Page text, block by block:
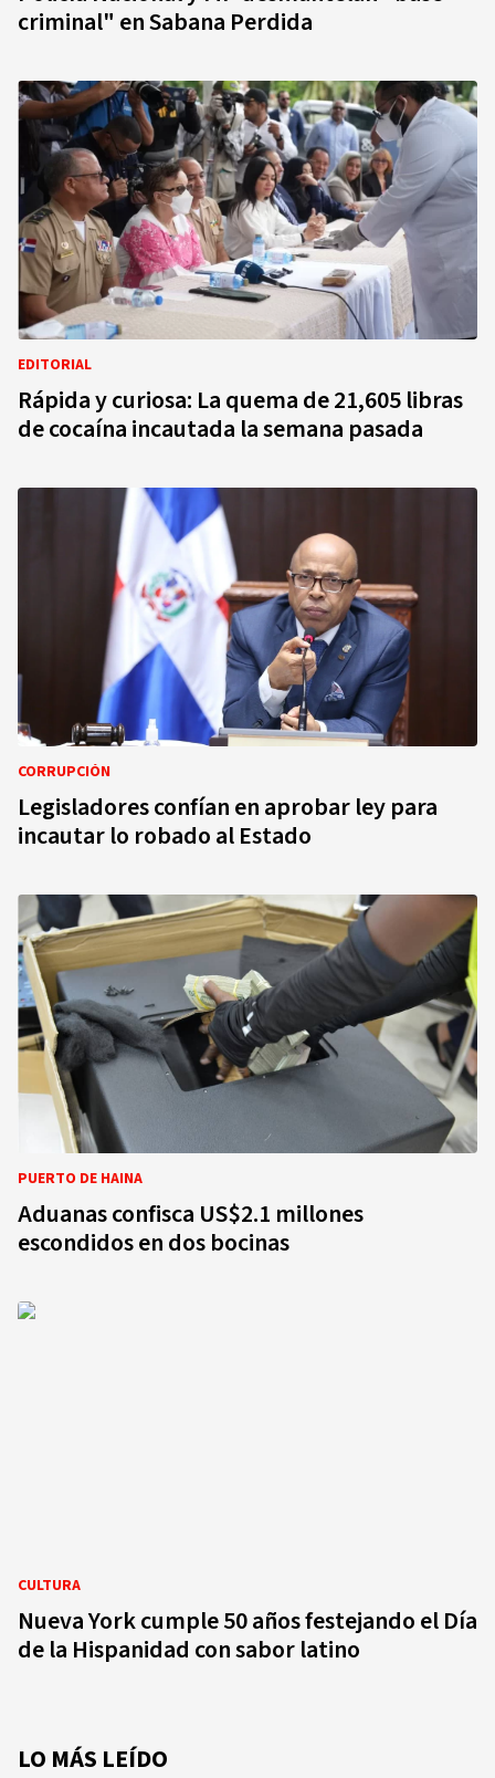
criminal" en Sabana Perdida
EDITORIAL
Rápida y curiosa: La quema de 21,605 libras
de cocaína incautada la semana pasada
CORRUPCIÓN
Legisladores confían en aprobar ley para
incautar lo robado al Estado
PUERTO DE HAINA
Aduanas confisca US$2.1 millones
escondidos en dos bocinas
CULTURA
Nueva York cumple 50 años festejando el Día
de la Hispanidad con sabor latino
LO MÁS LEÍDO